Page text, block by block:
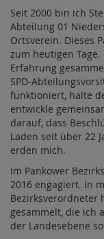
Seit 2000 bin ich
Abteilung 01
Ortsverein. Dieses
zum heutigen
Erfahrung
SPD-
funktioniert, halte
entwickle
darauf, dass
Laden seit über 22
erden mich.
Im Pankower
2016 engagiert. In
Bezirksverordneter
gesammelt, die ich
der Landesebene